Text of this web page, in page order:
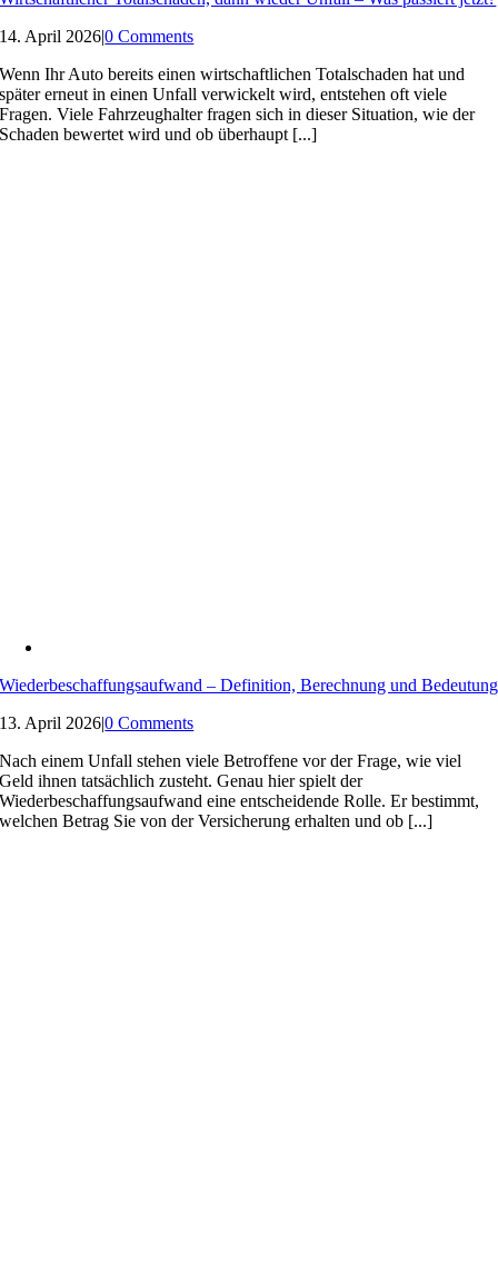
14. April 2026|0 Comments
Wenn Ihr Auto bereits einen wirtschaftlichen Totalschaden hat und
später erneut in einen Unfall verwickelt wird, entstehen oft viele
Fragen. Viele Fahrzeughalter fragen sich in dieser Situation, wie der
Schaden bewertet wird und ob überhaupt [...]
Wiederbeschaffungsaufwand – Definition, Berechnung und Bedeutung
13. April 2026|0 Comments
Nach einem Unfall stehen viele Betroffene vor der Frage, wie viel
Geld ihnen tatsächlich zusteht. Genau hier spielt der
Wiederbeschaffungsaufwand eine entscheidende Rolle. Er bestimmt,
welchen Betrag Sie von der Versicherung erhalten und ob [...]